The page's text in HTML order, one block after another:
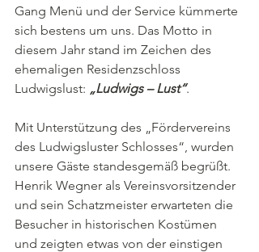
Gang Menü und der Service kümmerte
sich bestens um uns. Das Motto in
diesem Jahr stand im Zeichen des
ehemaligen Residenzschloss
Ludwigslust: „Ludwigs – Lust“.
Mit Unterstützung des „Fördervereins
des Ludwigsluster Schlosses“, wurden
unsere Gäste standesgemäß begrüßt.
Henrik Wegner als Vereinsvorsitzender
und sein Schatzmeister erwarteten die
Besucher in historischen Kostümen
und zeigten etwas von der einstigen